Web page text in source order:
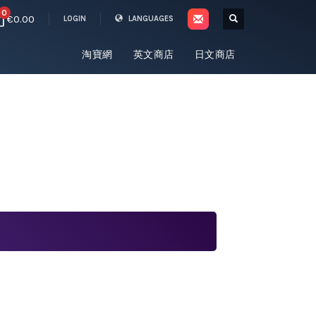
0€0.00 LOGIN LANGUAGES
淘寶網 英文商店 日文商店